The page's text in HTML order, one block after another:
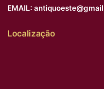
EMAIL:
Localização